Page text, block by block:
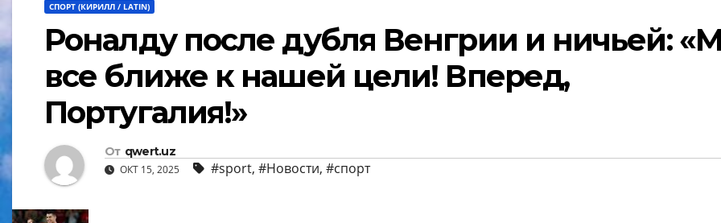
СПОРТ (КИРИЛЛ / LATIN)
Роналду после дубля Венгрии и ничьей:
все ближе к нашей цели! Вперед,
Португалия!»
От qwert.uz
ОКТ 15, 2025 #sport, #Новости, #спорт